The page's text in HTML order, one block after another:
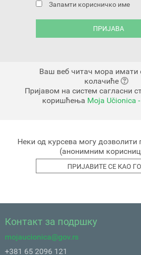
Запамти корисничко име
Ваш веб читач мора имати
колачиће
Пријавом на систем сагласни
коришћења Moja Učionica
Неки од курсева могу дозволити
(анонимним
Контакт за подршку
mojaucionica@gov.rs
+381 65 2096 121